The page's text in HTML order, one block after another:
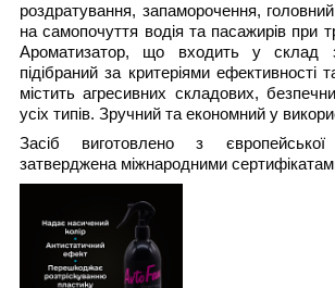
роздратування, запаморочення,
на самопочуття водія та пасажирів при
Ароматизатор, що входить у склад
підібраний за критеріями ефективності
містить агресивних складових,
усіх типів. Зручний та економний у
Засіб виготовлено з
затверджена міжнародними